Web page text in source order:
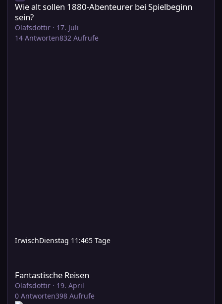
Wie alt sollen 1880-Abenteurer bei Spielbeginn
sein?
Olafsdottir · 17. Juli
14 Antworten832 Aufrufe
IrwischDienstag 11:465 Tage
Fantastische Reisen
Olafsdottir · 19. April
0 Antworten398 Aufrufe